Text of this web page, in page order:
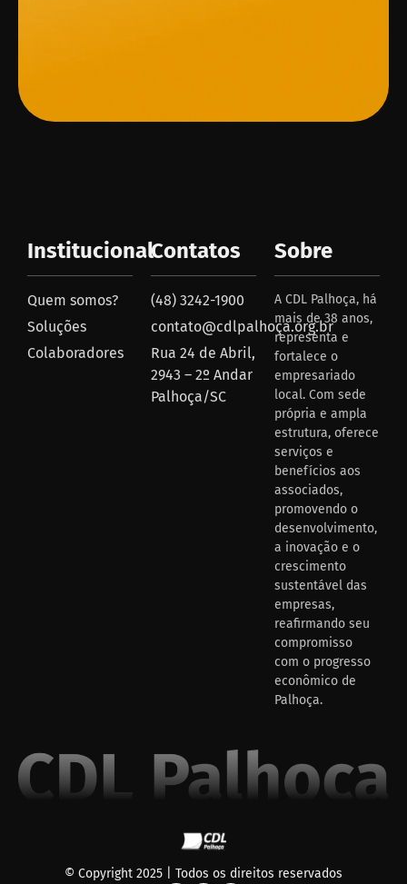
Institucional
Quem somos?
Soluções
Colaboradores
Contatos
(48) 3242-1900
contato@cdlpalhoça.org.br
Rua 24 de Abril,
2943 – 2º Andar
Palhoça/SC
Sobre
A CDL Palhoça, há
mais de 38 anos,
representa e
fortalece o
empresariado
local. Com sede
própria e ampla
estrutura, oferece
serviços e
benefícios aos
associados,
promovendo o
desenvolvimento,
a inovação e o
crescimento
sustentável das
empresas,
reafirmando seu
compromisso
com o progresso
econômico de
Palhoça.
© Copyright 2025 | Todos os direitos reservados